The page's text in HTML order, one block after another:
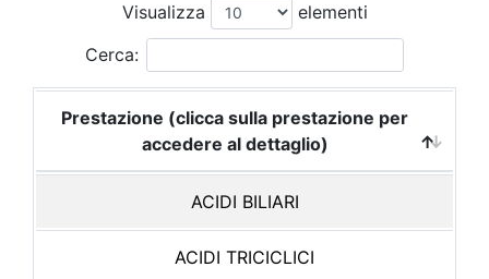
Visualizza
elementi
Cerca:
Prestazione (clicca sulla prestazione per
accedere al dettaglio)
ACIDI BILIARI
ACIDI TRICICLICI